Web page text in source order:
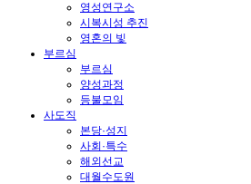
영성연구소
시복시성 추진
영혼의 빛
부르심
부르심
양성과정
등불모임
사도직
본당·성지
사회·특수
해외선교
대월수도원